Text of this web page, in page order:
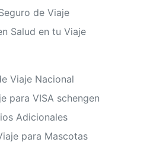
de Viaje
Salud en tu Viaje
Viaje Nacional
para VISA schengen
Adicionales
para Mascotas